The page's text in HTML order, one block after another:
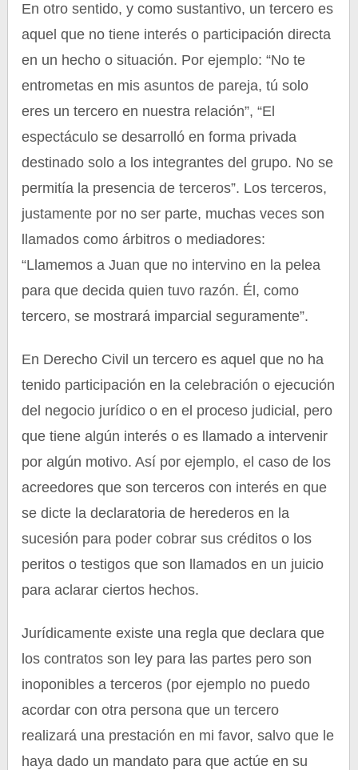
En otro sentido, y como sustantivo, un tercero es
aquel que no tiene interés o participación directa
en un hecho o situación. Por ejemplo: “No te
entrometas en mis asuntos de pareja, tú solo
eres un tercero en nuestra relación”, “El
espectáculo se desarrolló en forma privada
destinado solo a los integrantes del grupo. No se
permitía la presencia de terceros”. Los terceros,
justamente por no ser parte, muchas veces son
llamados como árbitros o mediadores:
“Llamemos a Juan que no intervino en la pelea
para que decida quien tuvo razón. Él, como
tercero, se mostrará imparcial seguramente”.
En Derecho Civil un tercero es aquel que no ha
tenido participación en la celebración o ejecución
del negocio jurídico o en el proceso judicial, pero
que tiene algún interés o es llamado a intervenir
por algún motivo. Así por ejemplo, el caso de los
acreedores que son terceros con interés en que
se dicte la declaratoria de herederos en la
sucesión para poder cobrar sus créditos o los
peritos o testigos que son llamados en un juicio
para aclarar ciertos hechos.
Jurídicamente existe una regla que declara que
los contratos son ley para las partes pero son
inoponibles a terceros (por ejemplo no puedo
acordar con otra persona que un tercero
realizará una prestación en mi favor, salvo que le
haya dado un mandato para que actúe en su